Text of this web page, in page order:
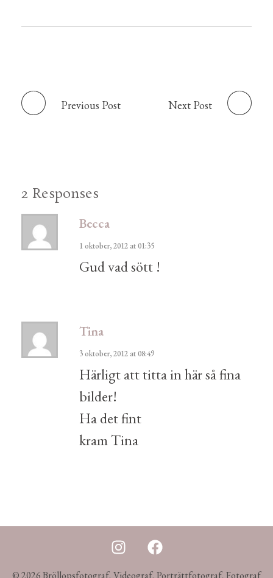
Previous Post Next Post
2 Responses
Becca
1 oktober, 2012 at 01:35
Gud vad sött !
Tina
3 oktober, 2012 at 08:49
Härligt att titta in här så fina
bilder!
Ha det fint
kram Tina
© 2026 Bröllopsfotograf, Videograf, Porträttfotograf, Fotograf